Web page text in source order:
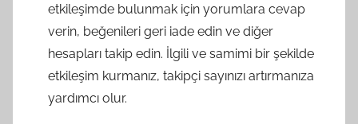
etkileşimde bulunmak için yorumlara cevap
verin, beğenileri geri iade edin ve diğer
hesapları takip edin. İlgili ve samimi bir şekilde
etkileşim kurmanız, takipçi sayınızı artırmanıza
yardımcı olur.